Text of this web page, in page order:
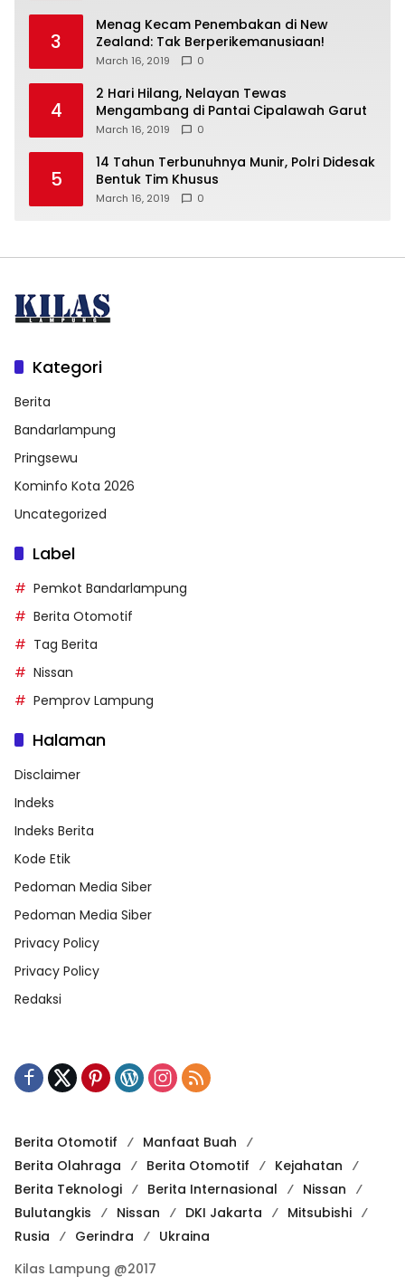
3
Menag Kecam Penembakan di New
Zealand: Tak Berperikemanusiaan!
March 16, 2019 0
4
2 Hari Hilang, Nelayan Tewas
Mengambang di Pantai Cipalawah Garut
March 16, 2019 0
5
14 Tahun Terbunuhnya Munir, Polri Didesak
Bentuk Tim Khusus
March 16, 2019 0
Kategori
Berita
Bandarlampung
Pringsewu
Kominfo Kota 2026
Uncategorized
Label
Pemkot Bandarlampung
Berita Otomotif
Tag Berita
Nissan
Pemprov Lampung
Halaman
Disclaimer
Indeks
Indeks Berita
Kode Etik
Pedoman Media Siber
Pedoman Media Siber
Privacy Policy
Privacy Policy
Redaksi
Berita Otomotif
Manfaat Buah
Berita Olahraga
Berita Otomotif
Kejahatan
Berita Teknologi
Berita Internasional
Nissan
Bulutangkis
Nissan DKI Jakarta
Mitsubishi
Rusia
Gerindra
Ukraina
Kilas Lampung @2017